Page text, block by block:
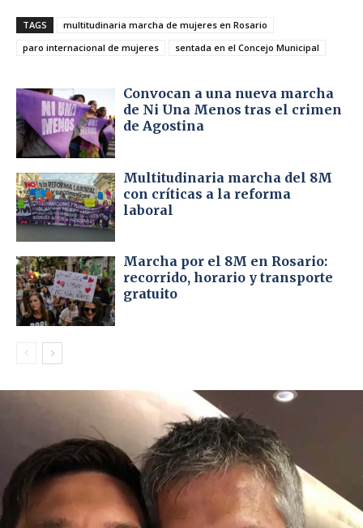
TAGS
multitudinaria marcha de mujeres en Rosario
paro internacional de mujeres
sentada en el Concejo Municipal
Convocan a una nueva marcha
de Ni Una Menos tras el crimen
de Agostina
Multitudinaria marcha del 8M
con críticas a la reforma
laboral
Marcha por el 8M en Rosario:
recorrido, horario y transporte
gratuito